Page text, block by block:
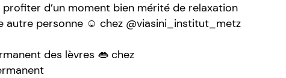
profiter d’un moment bien mérité de relaxation
autre personne ☺️ chez @viasini_institut_metz
des lèvres 👄 chez